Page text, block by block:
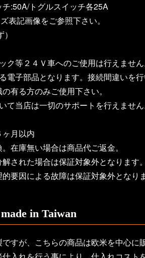
:50A/トグルスイッチ各25A
表記画像をご参照下さい。
ク等２４Ｖ車へのご使用は行えません
電子部品となります。接続間違い
有る方のみご使用下さい。
て当店は一切のサポートを行えません
月以内
在庫無い場合は商品代ご返金。
された場合は保証対象外となります。
要因による故障は保証対象外となりま
in Taiwan
すが、こちらの商品は欧米を中心